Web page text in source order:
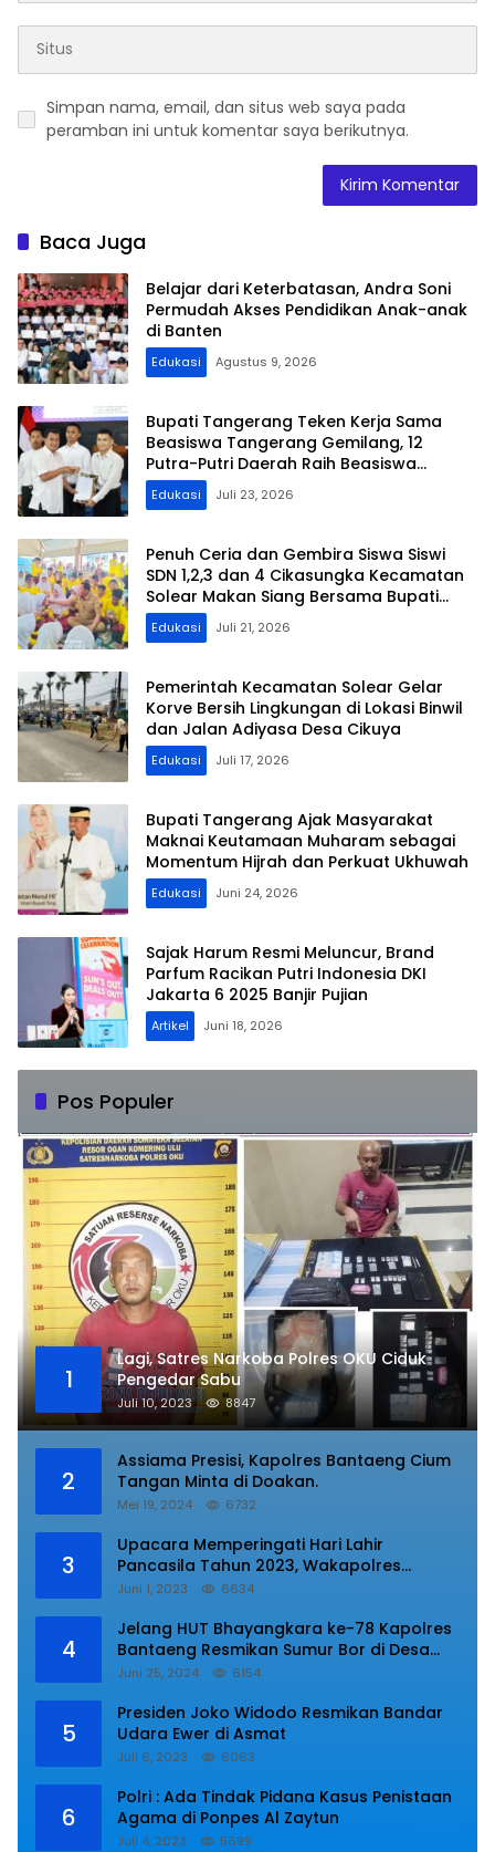
Simpan nama, email, dan situs web saya pada
peramban ini untuk komentar saya berikutnya.
Baca Juga
Belajar dari Keterbatasan, Andra Soni
Permudah Akses Pendidikan Anak-anak
di Banten
Edukasi Agustus 9, 2026
Bupati Tangerang Teken Kerja Sama
Beasiswa Tangerang Gemilang, 12
Putra-Putri Daerah Raih Beasiswa
Pendidikan Transportasi
Edukasi Juli 23, 2026
Penuh Ceria dan Gembira Siswa Siswi
SDN 1,2,3 dan 4 Cikasungka Kecamatan
Solear Makan Siang Bersama Bupati
Tangerang
Edukasi Juli 21, 2026
Pemerintah Kecamatan Solear Gelar
Korve Bersih Lingkungan di Lokasi Binwil
dan Jalan Adiyasa Desa Cikuya
Edukasi Juli 17, 2026
Bupati Tangerang Ajak Masyarakat
Maknai Keutamaan Muharam sebagai
Momentum Hijrah dan Perkuat Ukhuwah
Edukasi Juni 24, 2026
Sajak Harum Resmi Meluncur, Brand
Parfum Racikan Putri Indonesia DKI
Jakarta 6 2025 Banjir Pujian
Artikel Juni 18, 2026
Pos Populer
1
Lagi, Satres Narkoba Polres OKU Ciduk
Pengedar Sabu
Juli 10, 2023 8847
2
Assiama Presisi, Kapolres Bantaeng Cium
Tangan Minta di Doakan.
Mei 19, 2024 6732
3
Upacara Memperingati Hari Lahir
Pancasila Tahun 2023, Wakapolres
Lampung Utara Bacakan Amanat Kepala
Juni 1, 2023 6634
4
Jelang HUT Bhayangkara ke-78 Kapolres
Bantaeng Resmikan Sumur Bor di Desa
Kaloling Bantaeng
Juni 25, 2024 6154
5
Presiden Joko Widodo Resmikan Bandar
Udara Ewer di Asmat
Juli 6, 2023 6063
6
Polri : Ada Tindak Pidana Kasus Penistaan
Agama di Ponpes Al Zaytun
Juli 4, 2023 5699